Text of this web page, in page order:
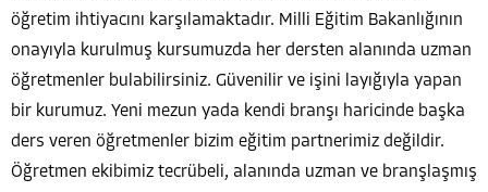
öğretim ihtiyacını karşılamaktadır. Milli Eğitim Bakanlığının
onayıyla kurulmuş kursumuzda her dersten alanında uzman
öğretmenler bulabilirsiniz. Güvenilir ve işini layığıyla yapan
bir kurumuz. Yeni mezun yada kendi branşı haricinde başka
ders veren öğretmenler bizim eğitim partnerimiz değildir.
Öğretmen ekibimiz tecrübeli, alanında uzman ve branşlaşmış